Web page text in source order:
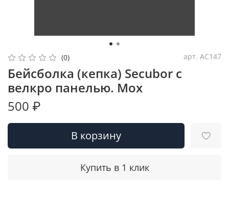
(0) арт. AC147
Бейсболка (кепка) Secubor с
велкро панелью. Мох
500 ₽
В корзину
Купить в 1 клик